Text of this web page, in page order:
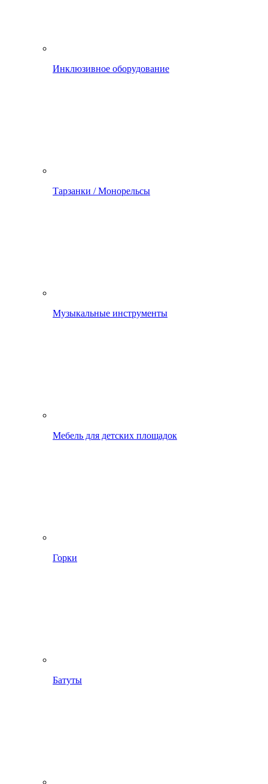
Инклюзивное оборудование
Тарзанки / Монорельсы
Музыкальные инструменты
Мебель для детских площадок
Горки
Батуты